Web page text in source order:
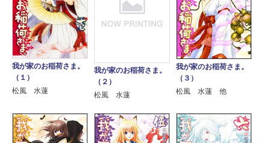
我が家のお稲荷さま。
（１）
松風 水蓮
我が家のお稲荷さま。
（２）
松風 水蓮
我が家のお稲荷さま。
（３）
松風 水蓮 他